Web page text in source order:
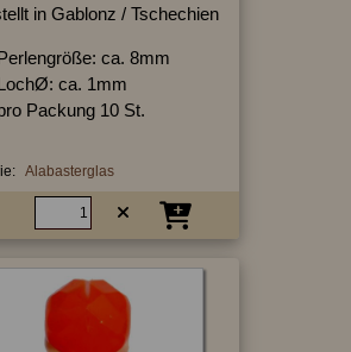
in Gablonz / Tschechien
ca. 8mm
ca. 1mm
Packung 10 St.
Alabasterglas